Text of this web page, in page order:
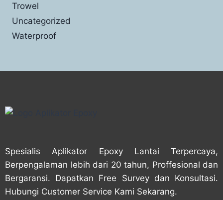
Trowel
Uncategorized
Waterproof
Spesialis Aplikator Epoxy Lantai Terpercaya,
Berpengalaman lebih dari 20 tahun, Proffesional dan
Bergaransi. Dapatkan Free Survey dan Konsultasi.
Hubungi Customer Service Kami Sekarang.